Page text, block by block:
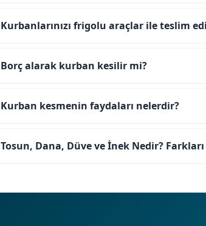
Kurbanlarınızı frigolu araçlar ile teslim
Borç alarak kurban kesilir mi?
Kurban kesmenin faydaları nelerdir?
Tosun, Dana, Düve ve İnek Nedir?